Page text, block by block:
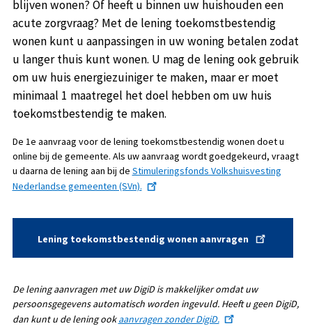
blijven wonen? Of heeft u binnen uw huishouden een
acute zorgvraag? Met de lening toekomstbestendig
wonen kunt u aanpassingen in uw woning betalen zodat
u langer thuis kunt wonen. U mag de lening ook gebruik
om uw huis energiezuiniger te maken, maar er moet
minimaal 1 maatregel het doel hebben om uw huis
toekomstbestendig te maken.
De 1e aanvraag voor de lening toekomstbestendig wonen doet u
online bij de gemeente. Als uw aanvraag wordt goedgekeurd, vraagt
u daarna de lening aan bij de Stimuleringsfonds Volkshuisvesting
Nederlandse gemeenten (SVn).
Lening toekomstbestendig wonen aanvragen
De lening aanvragen met uw DigiD is makkelijker omdat uw
persoonsgegevens automatisch worden ingevuld. Heeft u geen DigiD,
dan kunt u de lening ookaanvragen zonder DigiD.